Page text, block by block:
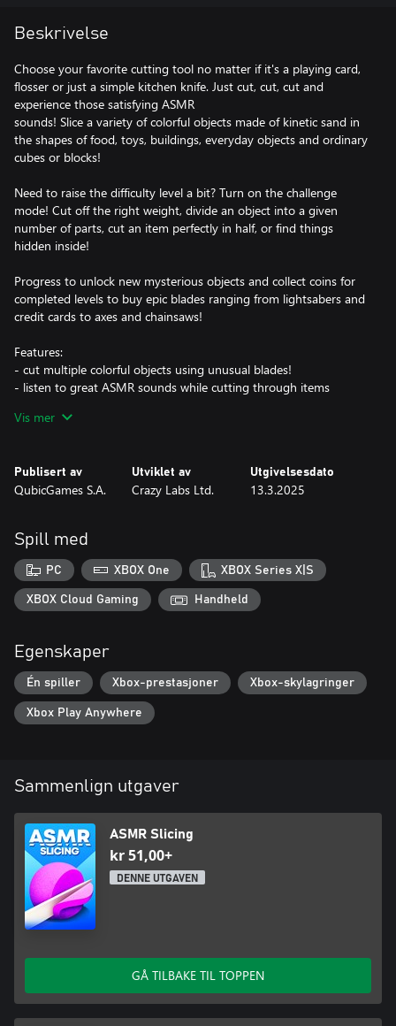
Beskrivelse
Choose your favorite cutting tool no matter if it's a playing card,
flosser or just a simple kitchen knife. Just cut, cut, cut and
experience those satisfying ASMR
sounds! Slice a variety of colorful objects made of kinetic sand in
the shapes of food, toys, buildings, everyday objects and ordinary
cubes or blocks!
Need to raise the difficulty level a bit? Turn on the challenge
mode! Cut off the right weight, divide an object into a given
number of parts, cut an item perfectly in half, or find things
hidden inside!
Progress to unlock new mysterious objects and collect coins for
completed levels to buy epic blades ranging from lightsabers and
credit cards to axes and chainsaws!
Features:
- cut multiple colorful objects using unusual blades!
- listen to great ASMR sounds while cutting through items
- collect money to buy epic blades
Face the challenges and become the ultimate slice master!
Vis mer
Publisert av
QubicGames S.A.
Utviklet av
Crazy Labs Ltd.
Utgivelsesdato
13.3.2025
Spill med
PC XBOX One XBOX Series X|S
XBOX Cloud Gaming Handheld
Egenskaper
Én spiller Xbox-prestasjoner Xbox-skylagringer
Xbox Play Anywhere
Sammenlign utgaver
ASMR Slicing
kr 51,00+
DENNE UTGAVEN
GÅ TILBAKE TIL TOPPEN